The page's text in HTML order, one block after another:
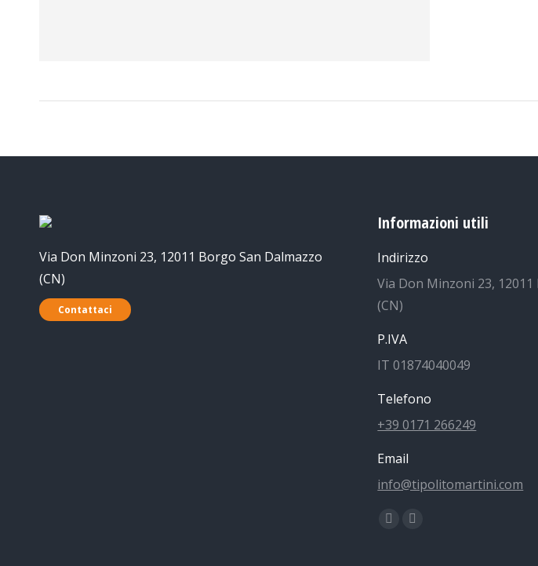
Via Don Minzoni 23, 12011 Borgo San Dalmazzo
(CN)
Contattaci
Informazioni utili
Indirizzo
Via Don Minzoni 23,
(CN)
P.IVA
IT 01874040049
Telefono
+39 0171 266249
Email
info@tipolitomartini.com
Find us on: